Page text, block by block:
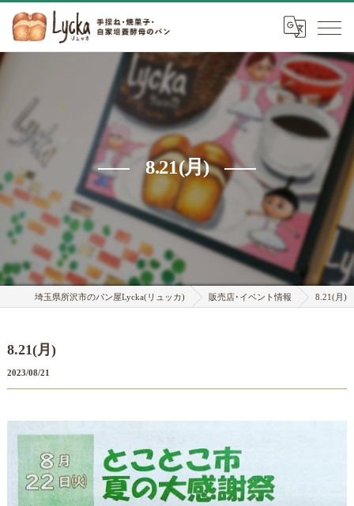
8.21(月)
埼玉県所沢市のパン屋Lycka(リュッカ) 販売店･イベント情報 8.21(月)
8.21(月)
2023/08/21